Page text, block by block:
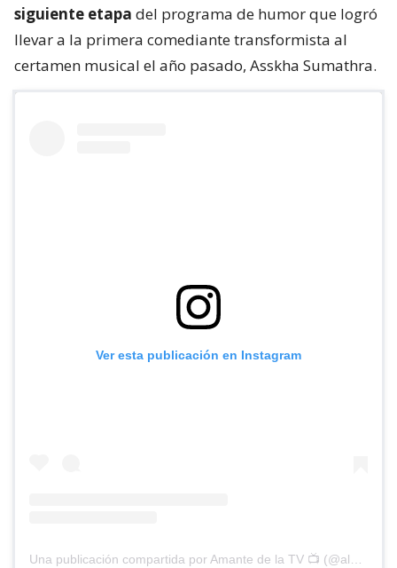
siguiente etapa del programa de humor que logró
llevar a la primera comediante transformista al
certamen musical el año pasado, Asskha Sumathra.
Ver esta publicación en Instagram
Una publicación compartida por Amante de la TV 📺 (@alguien_te_observa)